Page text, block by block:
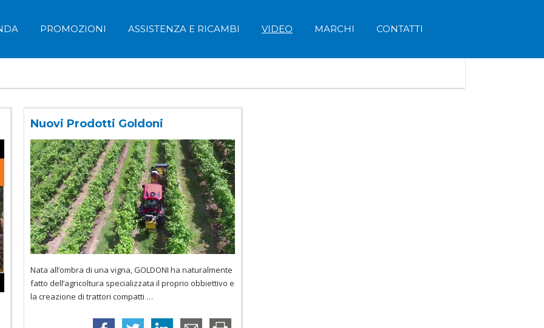
PROMOZIONI ASSISTENZA E RICAMBI VIDEO MARCHI CONTATTI
Nuovi Prodotti Goldoni
Nata all’ombra di una vigna, GOLDONI ha naturalmente
fatto dell’agricoltura specializzata il proprio obbiettivo e
la creazione di trattori compatti …